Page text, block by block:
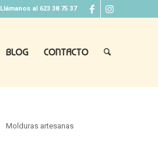
Llámanos al 623 38 75 37
BLOG CONTACTO
Molduras artesanas